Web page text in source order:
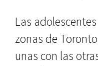
Las
zonas de
unas con las